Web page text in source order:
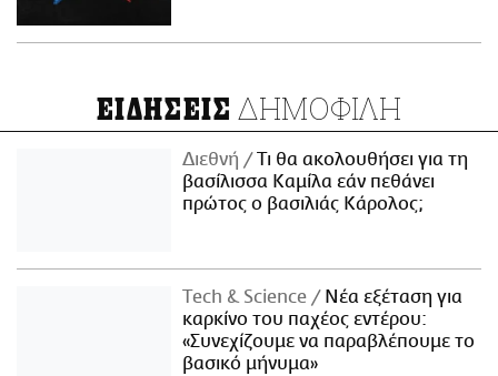
ΕΙΔΗΣΕΙΣ ΔΗΜΟΦΙΛΗ
Διεθνή
Τι θα ακολουθήσει για τη
βασίλισσα Καμίλα εάν πεθάνει
πρώτος ο βασιλιάς Κάρολος;
Τech & Science
Νέα εξέταση για
καρκίνο του παχέος εντέρου:
«Συνεχίζουμε να παραβλέπουμε το
βασικό μήνυμα»